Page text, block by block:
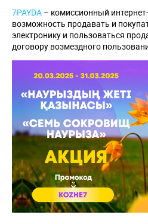
7PAYDA – комиссионный
возможность продавать и
электронику и пользоваться
договору возмездного